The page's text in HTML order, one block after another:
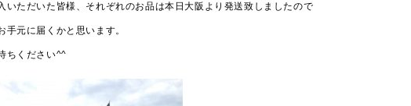
いただいた皆様、それぞれのお品は本日大阪より発送致しましたので
手元に届くかと思います。
ちください^^